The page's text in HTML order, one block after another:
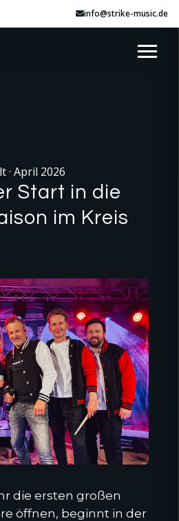
info@strike-music.de
· April 2026
Start in die
im Kreis
die ersten großen
öffnen, beginnt in der